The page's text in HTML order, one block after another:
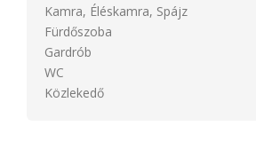
Kamra, Éléskamra, Spájz
Fürdőszoba
Gardrób
WC
Közlekedő